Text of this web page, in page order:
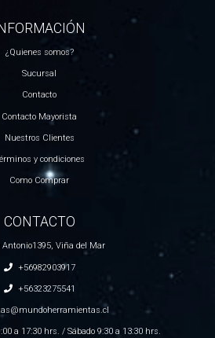
INFORMACIÓN
¿Quienes somos?
Sucursal
Contacto
Contacto Mayorista
Nuestros Clientes
y condiciones
Como Comprar
CONTACTO
Antonio1395, Viña del Mar
+56982903917
+56323275541
a 17:30 hrs. / Sábado 9:30 a 13:30 hrs.